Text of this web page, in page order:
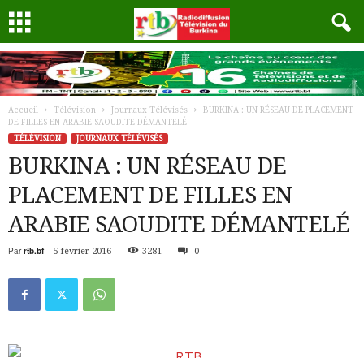
Accueil Télévision Journaux Télévisés
BURKINA : UN RÉSEAU DE PLACEMENT
DE FILLES EN ARABIE SAOUDITE DÉMANTELÉ
TÉLÉVISION
JOURNAUX TÉLÉVISÉS
BURKINA : UN RÉSEAU DE
PLACEMENT DE FILLES EN
ARABIE SAOUDITE DÉMANTELÉ
Par rtb.bf- 5 février 2016 3281 0